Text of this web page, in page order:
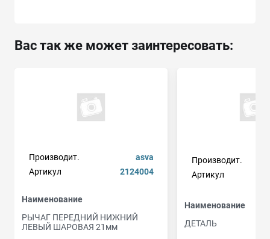
Вас так же может заинтересовать:
Производит.
asva
Артикул
2124004
Наименование
РЫЧАГ ПЕРЕДНИЙ НИЖНИЙ
ЛЕВЫЙ ШАРОВАЯ 21мм
Производит.
Артикул
Наименование
ДЕТАЛЬ